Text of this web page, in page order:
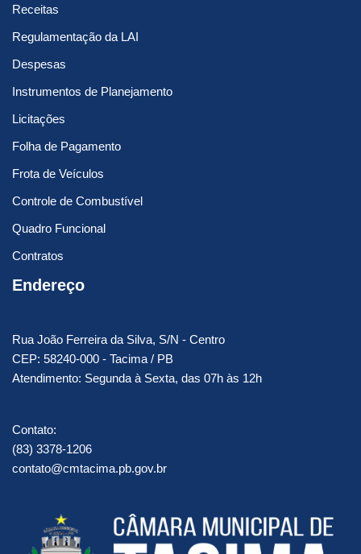
Receitas
Regulamentação da LAI
Despesas
Instrumentos de Planejamento
Licitações
Folha de Pagamento
Frota de Veículos
Controle de Combustível
Quadro Funcional
Contratos
Endereço
Rua João Ferreira da Silva, S/N - Centro
CEP: 58240-000 - Tacima / PB
Atendimento: Segunda à Sexta, das 07h às 12h
Contato:
(83) 3378-1206
contato@cmtacima.pb.gov.br